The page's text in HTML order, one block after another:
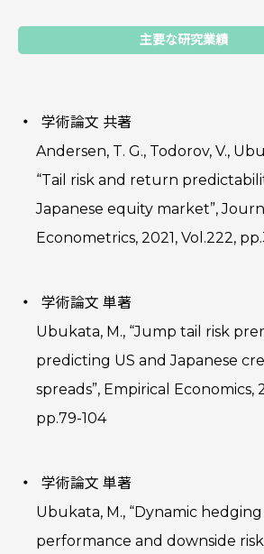
主要な研究業績
学術論文 共著
Andersen, T. G., Todorov, V.,
“Tail risk and return
Japanese equity market”,
Econometrics, 2021, Vol.222,
学術論文 単著
Ubukata, M., “Jump tail risk
predicting US and Japanese
spreads”, Empirical Economics,
pp.79-104
学術論文 単著
Ubukata, M., “Dynamic hedging
performance and downside